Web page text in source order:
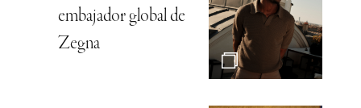
embajador global de
Zegna